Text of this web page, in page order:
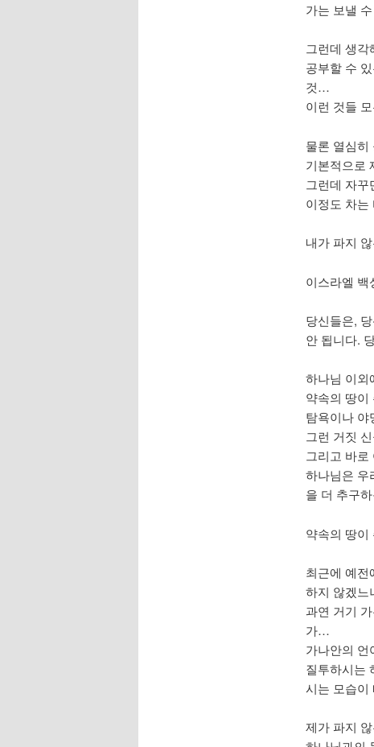
가는 보낼
그런데 생각
공부할 수
것…
이런 것들
물론 열심
기본적으로
그런데 자
이정도 차
내가 파지
이스라엘 백
당신들은,
안 됩니다.
하나님 이외
약속의 땅이
탐욕이나
그런 거짓
그리고 바로
하나님은 우
을 더 추구
약속의 땅
최근에 예전
하지 않겠느
과연 거기
가…
가나안의 언
질투하시는
시는 모습이
제가 파지